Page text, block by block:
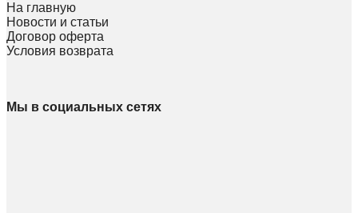
На главную
Новости и статьи
Договор оферта
Условия возврата
Мы в социальных сетях